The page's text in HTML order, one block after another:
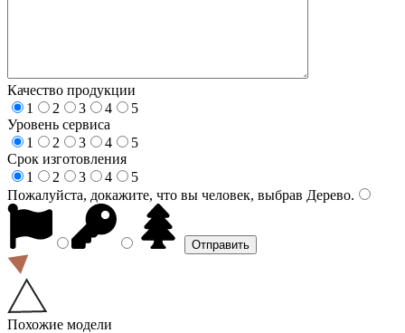
Качество продукции
1
2 3 4
5
Уровень сервиса
1
2 3 4
5
Срок изготовления
1
2 3 4
5
Пожалуйста, докажите, что вы человек, выбрав Дерево.
Похожие модели